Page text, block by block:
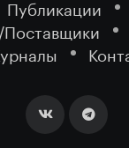
Публикации